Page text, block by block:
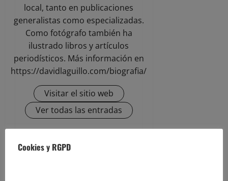
local, tanto en publicaciones
generalistas como especializadas.
Como fotógrafo también ha
ilustrado libros y artículos
periodísticos. Más información en
https://davidlaguillo.com/biografia/
Visitar el sitio web
Ver todas las entradas
Facebook
Twitter
Cookies y RGPD